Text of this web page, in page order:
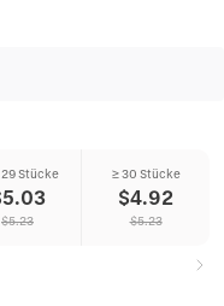
29 Stücke
5.03
$5.23
≥ 30 Stücke
$4.92
$5.23